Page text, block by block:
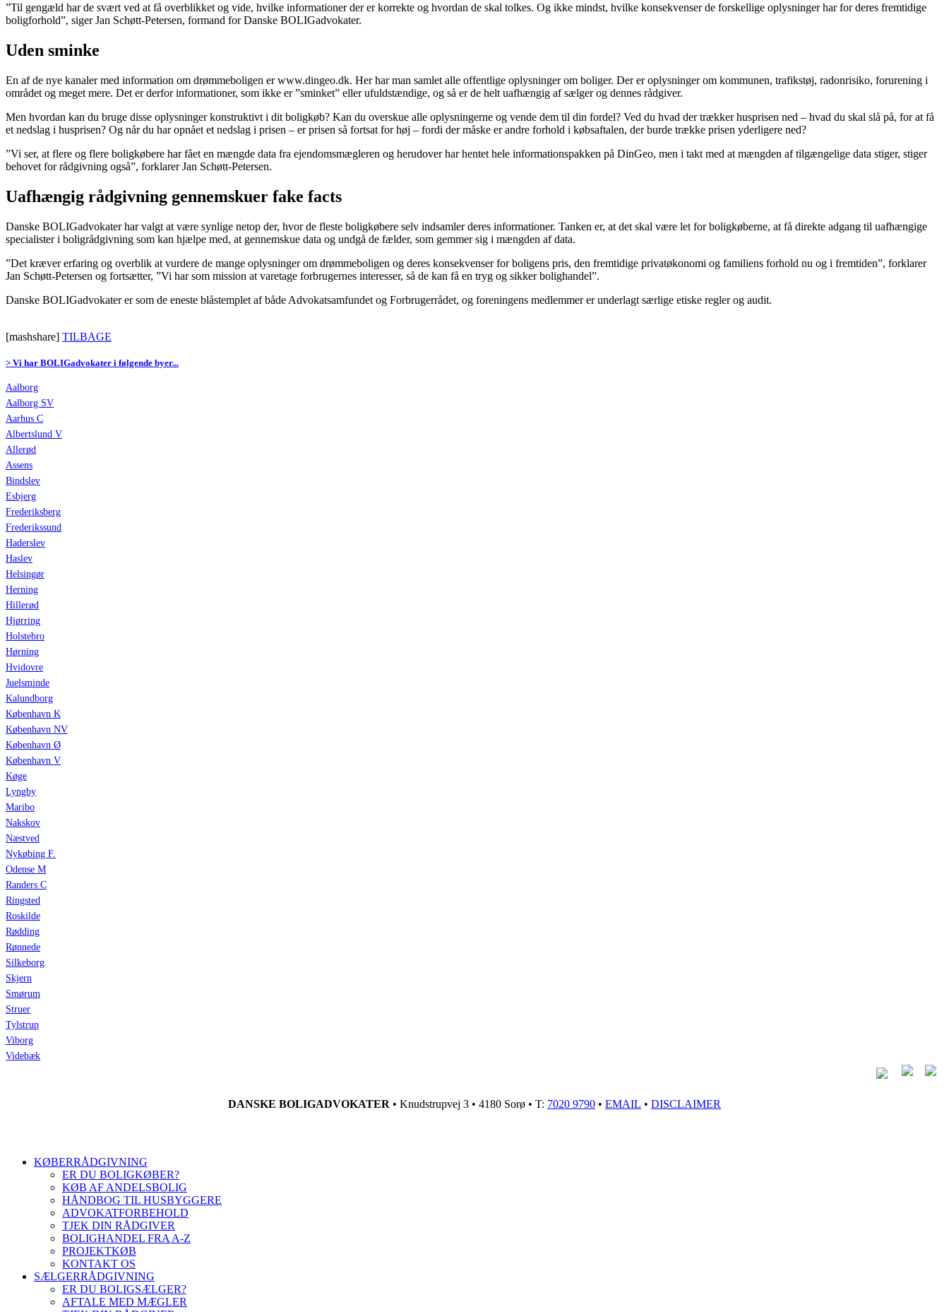
”Til gengæld har de svært ved at få overblikket og vide, hvilke informationer der er korrekte og hvordan de skal tolkes. Og ikke mindst, hvilke konsekvenser de forskellige oplysninger har for deres fremtidige
boligforhold”, siger Jan Schøtt-Petersen, formand for Danske BOLIGadvokater.
Uden sminke
En af de nye kanaler med information om drømmeboligen er www.dingeo.dk. Her har man samlet alle offentlige oplysninger om boliger. Der er oplysninger om kommunen, trafikstøj, radonrisiko, forurening i
området og meget mere. Det er derfor informationer, som ikke er ”sminket” eller ufuldstændige, og så er de helt uafhængig af sælger og dennes rådgiver.
Men hvordan kan du bruge disse oplysninger konstruktivt i dit boligkøb? Kan du overskue alle oplysningerne og vende dem til din fordel? Ved du hvad der trækker husprisen ned – hvad du skal slå på, for at få
et nedslag i husprisen? Og når du har opnået et nedslag i prisen – er prisen så fortsat for høj – fordi der måske er andre forhold i købsaftalen, der burde trække prisen yderligere ned?
”Vi ser, at flere og flere boligkøbere har fået en mængde data fra ejendomsmægleren og herudover har hentet hele informationspakken på DinGeo, men i takt med at mængden af tilgængelige data stiger, stiger
behovet for rådgivning også”, forklarer Jan Schøtt-Petersen.
Uafhængig rådgivning gennemskuer fake facts
Danske BOLIGadvokater har valgt at være synlige netop der, hvor de fleste boligkøbere selv indsamler deres informationer. Tanken er, at det skal være let for boligkøberne, at få direkte adgang til uafhængige
specialister i boligrådgivning som kan hjælpe med, at gennemskue data og undgå de fælder, som gemmer sig i mængden af data.
”Det kræver erfaring og overblik at vurdere de mange oplysninger om drømmeboligen og deres konsekvenser for boligens pris, den fremtidige privatøkonomi og familiens forhold nu og i fremtiden”, forklarer
Jan Schøtt-Petersen og fortsætter, ”Vi har som mission at varetage forbrugernes interesser, så de kan få en tryg og sikker bolighandel”.
Danske BOLIGadvokater er som de eneste blåstemplet af både Advokatsamfundet og Forbrugerrådet, og foreningens medlemmer er underlagt særlige etiske regler og audit.
[mashshare] TILBAGE
> Vi har BOLIGadvokater i følgende byer...
Aalborg
Aalborg SV
Aarhus C
Albertslund V
Allerød
Assens
Bindslev
Esbjerg
Frederiksberg
Frederikssund
Haderslev
Haslev
Helsingør
Herning
Hillerød
Hjørring
Holstebro
Hørning
Hvidovre
Juelsminde
Kalundborg
København K
København NV
København Ø
København V
Køge
Lyngby
Maribo
Nakskov
Næstved
Nykøbing F.
Odense M
Randers C
Ringsted
Roskilde
Rødding
Rønnede
Silkeborg
Skjern
Smørum
Struer
Tylstrup
Viborg
Videbæk
DANSKE BOLIGADVOKATER • Knudstrupvej 3 • 4180 Sorø • T: 7020 9790 • EMAIL • DISCLAIMER
KØBERRÅDGIVNING
ER DU BOLIGKØBER?
KØB AF ANDELSBOLIG
HÅNDBOG TIL HUSBYGGERE
ADVOKATFORBEHOLD
TJEK DIN RÅDGIVER
BOLIGHANDEL FRA A-Z
PROJEKTKØB
KONTAKT OS
SÆLGERRÅDGIVNING
ER DU BOLIGSÆLGER?
AFTALE MED MÆGLER